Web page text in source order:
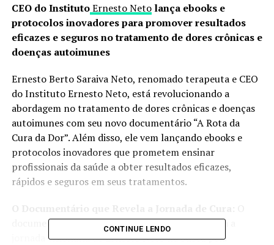
CEO do InstitutoErnesto Netolança ebooks e
protocolos inovadores para promover resultados
eficazes e seguros no tratamento de dores crônicas e
doenças autoimunes
Ernesto Berto Saraiva Neto, renomado terapeuta e CEO
do Instituto Ernesto Neto, está revolucionando a
abordagem no tratamento de dores crônicas e doenças
autoimunes com seu novo documentário “A Rota da
Cura da Dor”. Além disso, ele vem lançando ebooks e
protocolos inovadores que prometem ensinar
profissionais da saúde a obter resultados eficazes,
rápidos e seguros em seus tratamentos.
documentário“A Rota da Cura da Dor”apresenta a
jornada visionária de Ernesto Neto na busca pela
CONTINUE LENDO